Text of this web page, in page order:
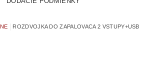
ROZDVOJKA DO ZAPALOVACA 2 VSTUPY+USB